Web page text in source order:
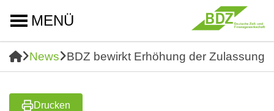
MENÜ
News BDZ bewirkt Erhöhung der
Drucken